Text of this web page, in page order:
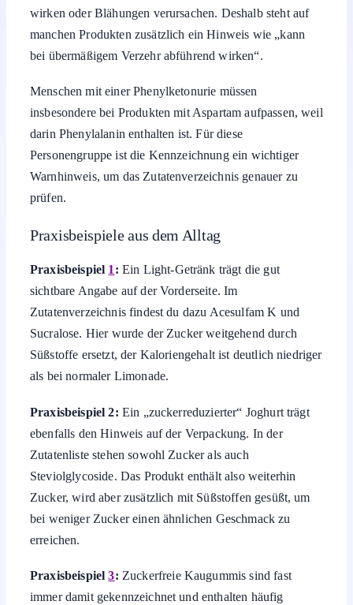
wirken oder Blähungen verursachen. Deshalb steht auf
manchen Produkten zusätzlich ein Hinweis wie „kann
bei übermäßigem Verzehr abführend wirken“.
Menschen mit einer Phenylketonurie müssen
insbesondere bei Produkten mit Aspartam aufpassen, weil
darin Phenylalanin enthalten ist. Für diese
Personengruppe ist die Kennzeichnung ein wichtiger
Warnhinweis, um das Zutatenverzeichnis genauer zu
prüfen.
Praxisbeispiele aus dem Alltag
Praxisbeispiel 1 : Ein Light-Getränk trägt die gut
sichtbare Angabe auf der Vorderseite. Im
Zutatenverzeichnis findest du dazu Acesulfam K und
Sucralose. Hier wurde der Zucker weitgehend durch
Süßstoffe ersetzt, der Kaloriengehalt ist deutlich niedriger
als bei normaler Limonade.
Praxisbeispiel 2: Ein „zuckerreduzierter“ Joghurt trägt
ebenfalls den Hinweis auf der Verpackung. In der
Zutatenliste stehen sowohl Zucker als auch
Steviolglycoside. Das Produkt enthält also weiterhin
Zucker, wird aber zusätzlich mit Süßstoffen gesüßt, um
bei weniger Zucker einen ähnlichen Geschmack zu
erreichen.
Praxisbeispiel3: Zuckerfreie Kaugummis sind fast
immer damit gekennzeichnet und enthalten häufig